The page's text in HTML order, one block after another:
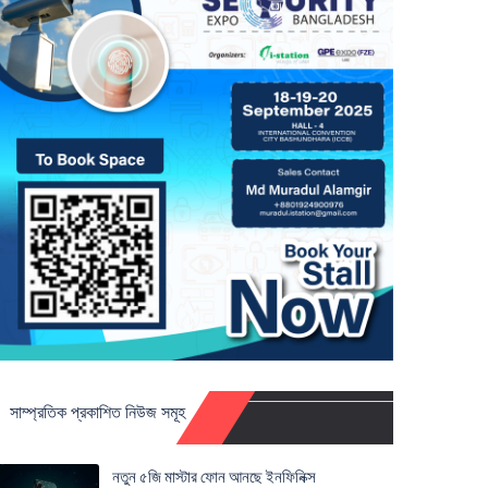
সাম্প্রতিক প্রকাশিত নিউজ সমূহ
নতুন ৫জি মাস্টার ফোন আনছে ইনফিনিক্স